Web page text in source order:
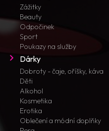
Zážitky
Beauty
Odpočinek
Sport
Poukazy na služby
Dárky
Dobroty - čaje, oříšky, káva
Děti
Alkohol
Kosmetika
Erotika
Oblečení a módní doplňky